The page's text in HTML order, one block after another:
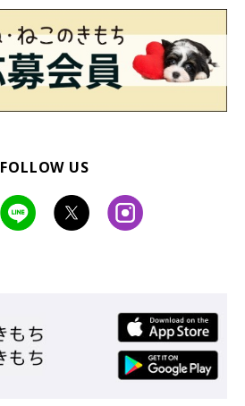
FOLLOW US